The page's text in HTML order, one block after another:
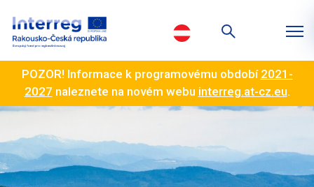
POZOR! Informace k programovému období 2021-
2027 naleznete na novém webu interreg.at-cz.eu.